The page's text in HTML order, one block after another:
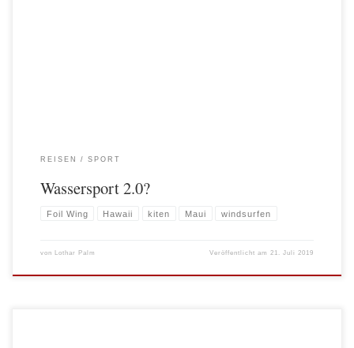
REISEN SPORT
Wassersport 2.0?
Foil Wing Hawaii kiten Maui windsurfen
von Lothar Palm Veröffentlicht am21. Juli 2019